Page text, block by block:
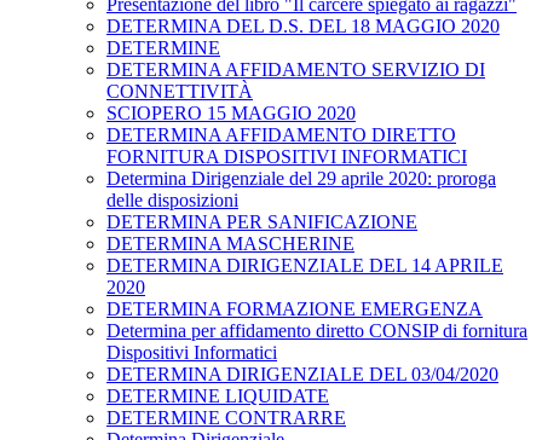
Presentazione del libro "Il carcere spiegato ai ragazzi"
DETERMINA DEL D.S. DEL 18 MAGGIO 2020
DETERMINE
DETERMINA AFFIDAMENTO SERVIZIO DI
CONNETTIVITÀ
SCIOPERO 15 MAGGIO 2020
DETERMINA AFFIDAMENTO DIRETTO
FORNITURA DISPOSITIVI INFORMATICI
Determina Dirigenziale del 29 aprile 2020: proroga
delle disposizioni
DETERMINA PER SANIFICAZIONE
DETERMINA MASCHERINE
DETERMINA DIRIGENZIALE DEL 14 APRILE
2020
DETERMINA FORMAZIONE EMERGENZA
Determina per affidamento diretto CONSIP di fornitura
Dispositivi Informatici
DETERMINA DIRIGENZIALE DEL 03/04/2020
DETERMINE LIQUIDATE
DETERMINE CONTRARRE